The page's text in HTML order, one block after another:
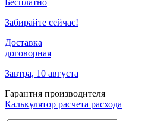
Забирайте сейчас!
Доставка
договорная
Завтра, 10 августа
Гарантия производителя
Калькулятор расчета расхода